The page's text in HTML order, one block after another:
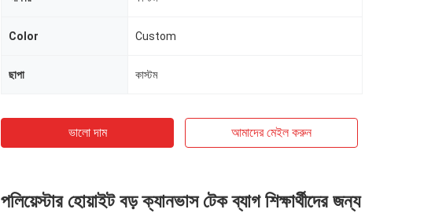
Color Custom
ছাপা কাস্টম
ভালো দাম আমাদের মেইল ​​করুন
পলিয়েস্টার হোয়াইট বড় ক্যানভাস টেক ব্যাগ শিক্ষার্থীদের জন্য